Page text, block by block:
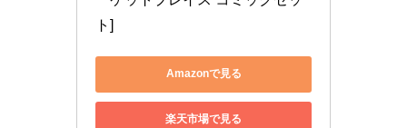
ト]
Amazonで見る
楽天市場で見る